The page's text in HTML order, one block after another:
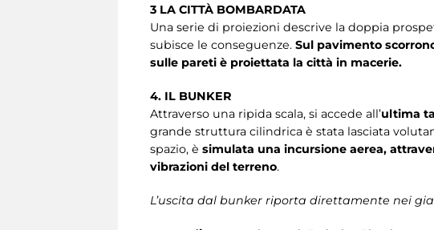
3 LA CITTÀ BOMBARDATA
Una serie di proiezioni descrive la doppia
subisce le conseguenze. Sul pavimento
sulle pareti è proiettata la città in macerie.
4. IL BUNKER
Attraverso una ripida scala, si accede all’ultima
grande struttura cilindrica è stata lasciata
spazio, è simulata una incursione aerea,
vibrazioni del terreno.
L’uscita dal bunker riporta direttamente nei